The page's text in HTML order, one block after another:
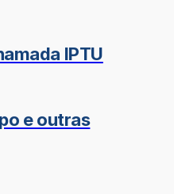
IPTU
e outras